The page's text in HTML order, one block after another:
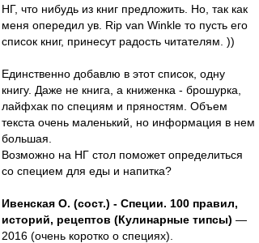
НГ, что нибудь из книг предложить. Но, так как
меня опередил ув. Rip van Winkle то пусть его
список книг, принесут радость читателям. ))
Единственно добавлю в этот список, одну
книгу. Даже не книга, а книженка - брошурка,
лайфхак по специям и пряностям. Объем
текста очень маленький, но информация в нем
большая.
Возможно на НГ стол поможет определиться
со специем для еды и напитка?
Ивенская О. (сост.) - Специи. 100 правил,
историй, рецептов (Кулинарные типсы) —
2016 (очень коротко о специях).